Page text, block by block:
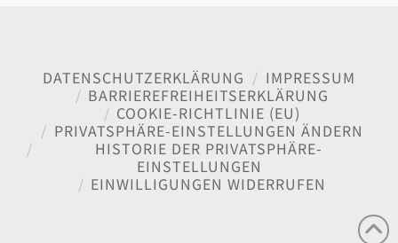
DATENSCHUTZERKLÄRUNG
IMPRESSUM
BARRIEREFREIHEITSERKLÄRUNG
COOKIE-RICHTLINIE (EU)
PRIVATSPHÄRE-EINSTELLUNGEN ÄNDERN
HISTORIE DER PRIVATSPHÄRE-
EINSTELLUNGEN
EINWILLIGUNGEN WIDERRUFEN